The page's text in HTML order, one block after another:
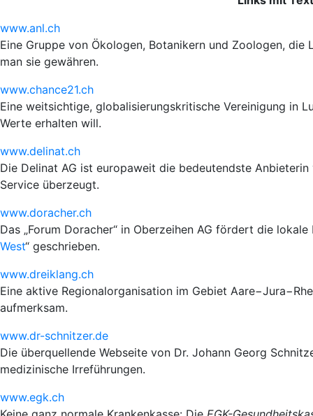
www.anl.ch
Eine Gruppe von Ökologen, Botanikern und Zoologen,
man sie gewähren.
www.chance21.ch
Eine weitsichtige, globalisierungskritische Vereinigung in
Werte erhalten will.
www.delinat.ch
Die Delinat AG ist europaweit die bedeutendste
Service überzeugt.
www.doracher.ch
Das „Forum Doracher“ in Oberzeihen AG fördert die
West“ geschrieben.
www.dreiklang.ch
Eine aktive Regionalorganisation im Gebiet
aufmerksam.
www.dr-schnitzer.de
Die überquellende Webseite von Dr. Johann Georg
medizinische Irreführungen.
www.egk.ch